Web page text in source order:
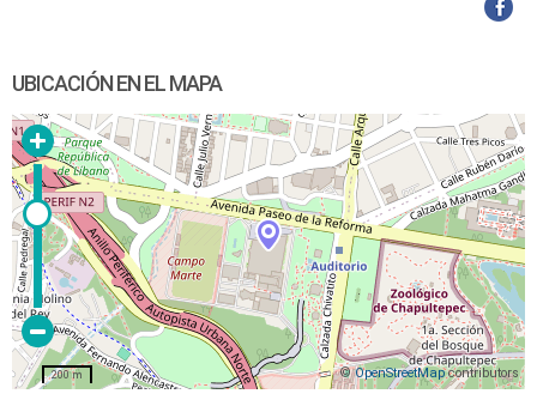
UBICACIÓN EN EL MAPA
©OpenStreetMapcontributors
200 m